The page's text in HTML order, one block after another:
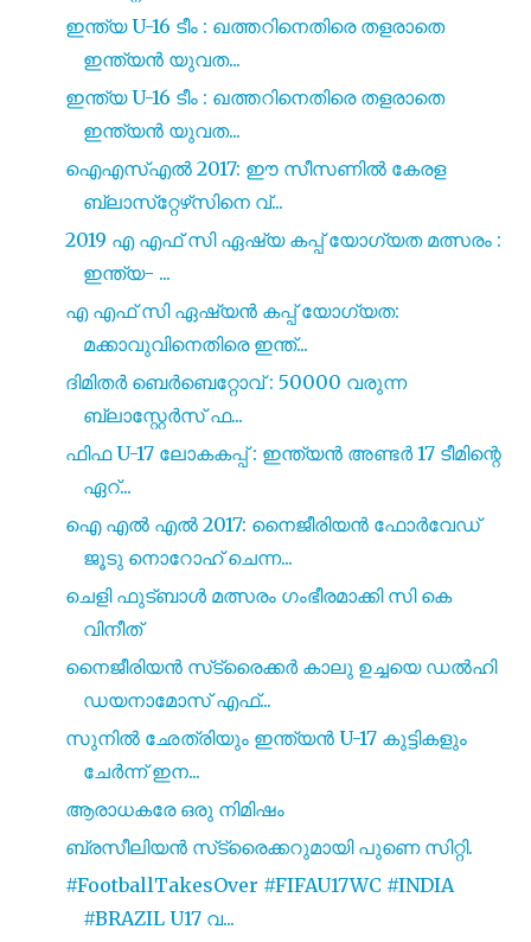
ഇന്ത്യ U-16 ടീം : ഖത്തറിനെതിരെ തളരാതെ
ഇന്ത്യൻ യുവത...
ഇന്ത്യ U-16 ടീം : ഖത്തറിനെതിരെ തളരാതെ
ഇന്ത്യൻ യുവത...
ഐഎസ്എൽ 2017: ഈ സീസണിൽ കേരള
ബ്ലാസ്‌റ്റേഴ്‌സിനെ വ്...
2019 എ എഫ് സി ഏഷ്യ കപ്പ് യോഗ്യത മത്സരം :
ഇന്ത്യ- ...
എ എഫ് സി ഏഷ്യൻ കപ്പ് യോഗ്യത:
മക്കാവുവിനെതിരെ ഇന്ത്...
ദിമിതർ ബെർബെറ്റോവ് : 50000 വരുന്ന
ബ്ലാസ്റ്റേർസ് ഫ...
ഫിഫ U-17 ലോകകപ്പ് : ഇന്ത്യൻ അണ്ടർ 17 ടീമിന്റെ
ഏറ്...
ഐ എൽ എൽ 2017: നൈജീരിയൻ ഫോർവേഡ്
ജൂടു നൊറോഹ് ചെന്ന...
ചെളി ഫുട്ബാൾ മത്സരം ഗംഭീരമാക്കി സി കെ
വിനീത്
നൈജീരിയൻ സ്‌ട്രൈക്കർ കാലു ഉച്ചയെ ഡൽഹി
ഡയനാമോസ് എഫ്...
സുനിൽ ഛേത്രിയും ഇന്ത്യൻ U-17 കുട്ടികളും
ചേർന്ന് ഇന...
ആരാധകരേ ഒരു നിമിഷം
ബ്രസീലിയൻ സ്‌ട്രൈക്കറുമായി പുണെ സിറ്റി.
#FootballTakesOver #FIFAU17WC #INDIA
#BRAZIL U17 വ...